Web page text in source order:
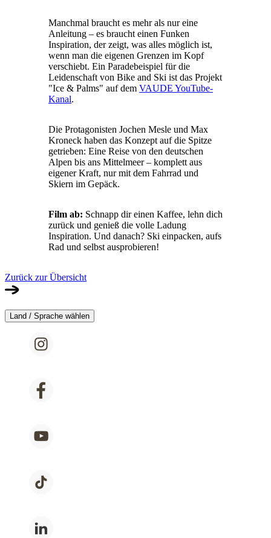
Manchmal braucht es mehr als nur eine
Anleitung – es braucht einen Funken
Inspiration, der zeigt, was alles möglich ist,
wenn man die eigenen Grenzen im Kopf
verschiebt. Ein Paradebeispiel für die
Leidenschaft von Bike and Ski ist das Projekt
"Ice & Palms" auf dem VAUDE YouTube-
Kanal.
Die Protagonisten Jochen Mesle und Max
Kroneck haben das Konzept auf die Spitze
getrieben: Eine Reise von den deutschen
Alpen bis ans Mittelmeer – komplett aus
eigener Kraft, nur mit dem Fahrrad und
Skiern im Gepäck.
Film ab: Schnapp dir einen Kaffee, lehn dich
zurück und genieß die volle Ladung
Inspiration. Und danach? Ski einpacken, aufs
Rad und selbst ausprobieren!
Zurück zur Übersicht
Land / Sprache wählen